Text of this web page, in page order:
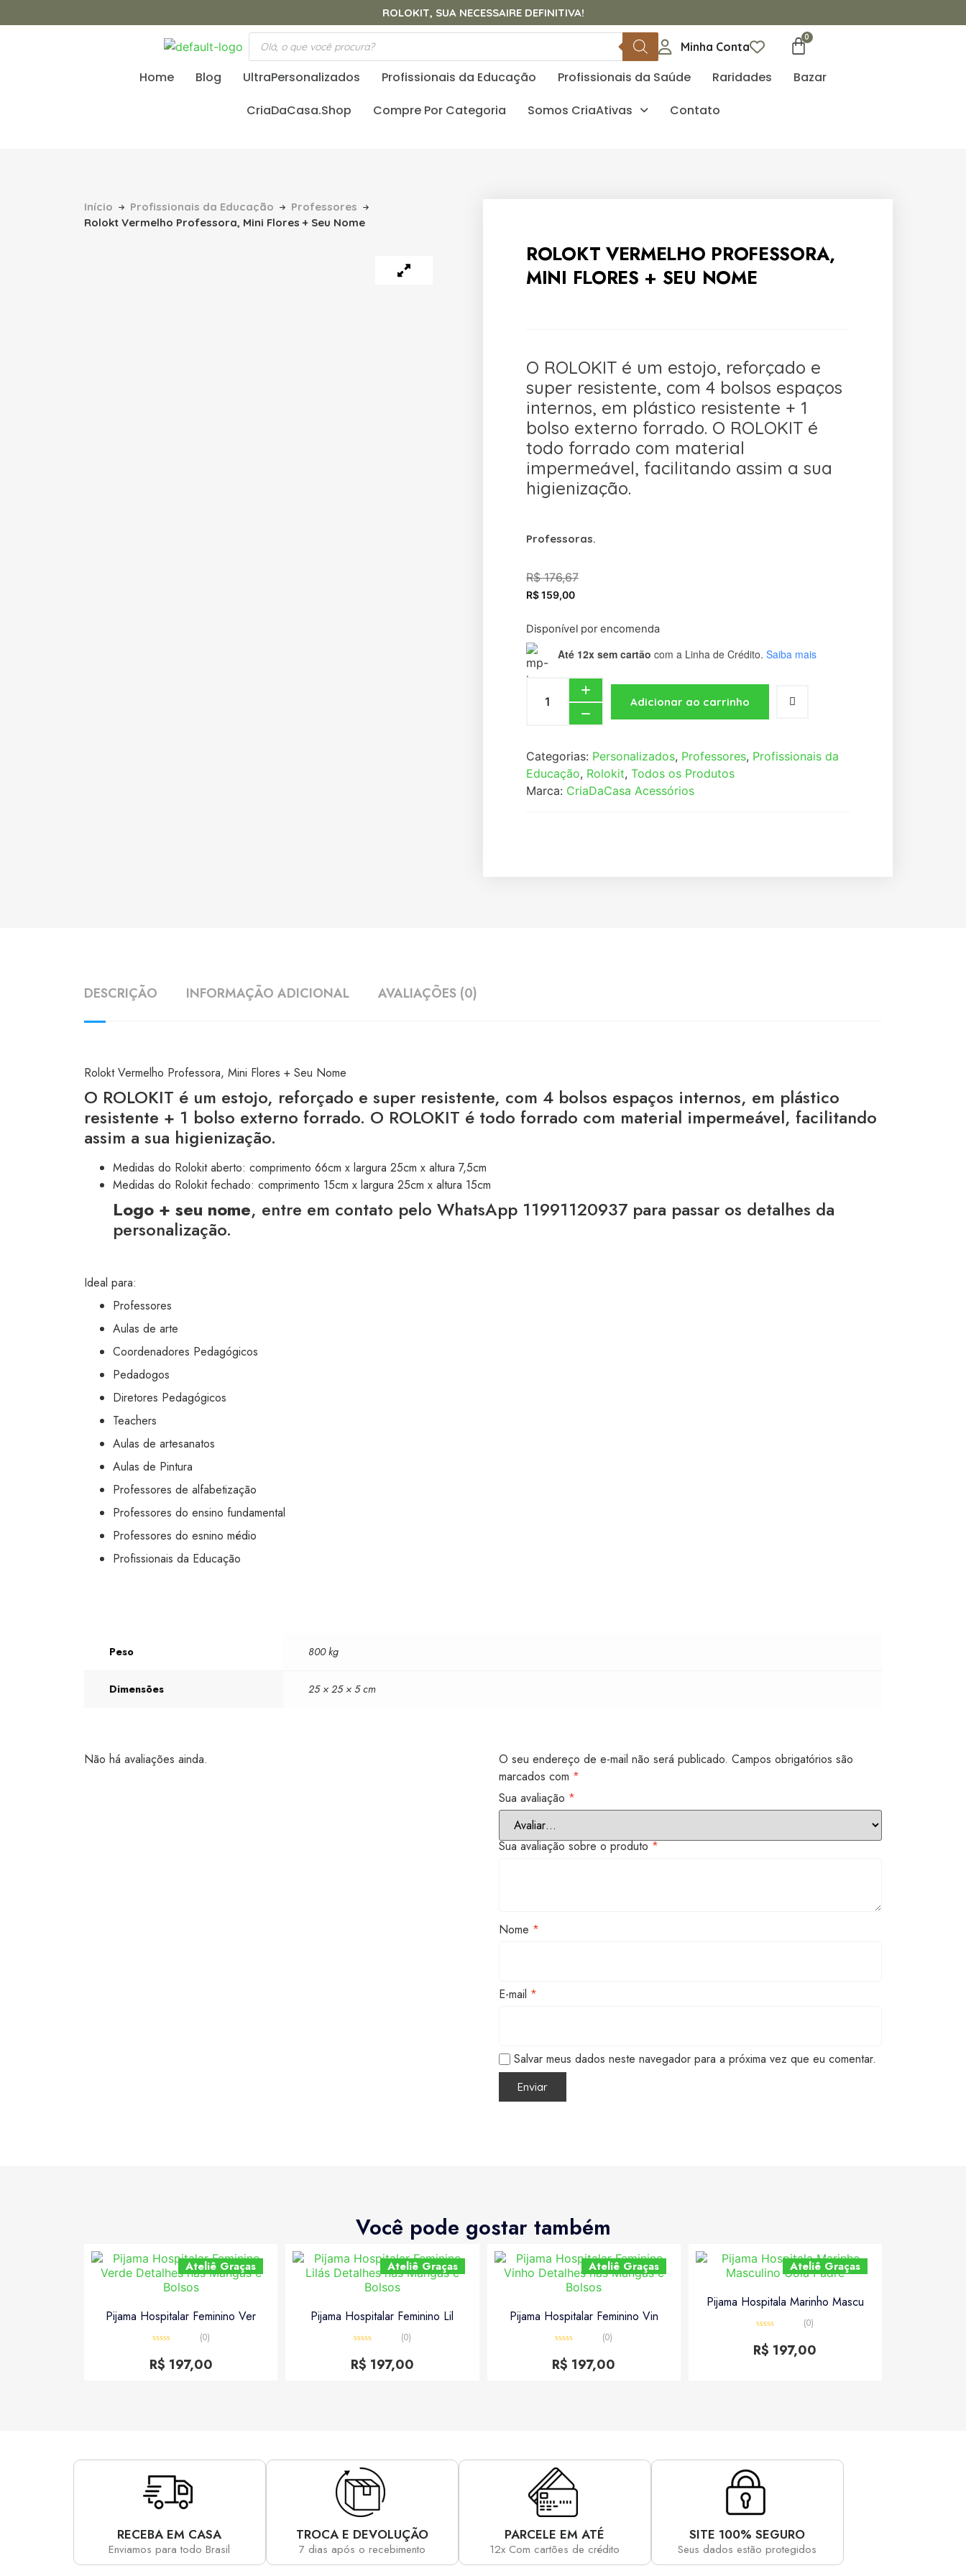
ROLOKIT, SUA NECESSAIRE DEFINITIVA!
Minha Conta
Home Blog UltraPersonalizados Profissionais da Educação Profissionais da Saúde Raridades
Bazar
CriaDaCasa.Shop
Compre Por Categoria Somos CriaAtivas Contato
Início Profissionais da Educação
Professores
Rolokt Vermelho Professora, Mini Flores + Seu Nome
ROLOKT VERMELHO PROFESSORA,
MINI FLORES + SEU NOME
O ROLOKIT é um estojo, reforçado e
super resistente, com 4 bolsos espaços
internos, em plástico resistente + 1
bolso externo forrado. O ROLOKIT é
todo forrado com material
impermeável, facilitando assim a sua
higienização.
Professoras.
R$176,67
R$159,00
Disponível por encomenda
Até 12x sem cartão com a Linha de Crédito. Saiba mais
Adicionar ao carrinho
Categorias: Personalizados, Professores, Profissionais da
Educação, Rolokit, Todos os Produtos
Marca: CriaDaCasa Acessórios
DESCRIÇÃO INFORMAÇÃO ADICIONAL AVALIAÇÕES (0)
Rolokt Vermelho Professora, Mini Flores + Seu Nome
O ROLOKIT é um estojo, reforçado e super resistente, com 4 bolsos espaços internos, em plástico
resistente + 1 bolso externo forrado. O ROLOKIT é todo forrado com material impermeável, facilitando
assim a sua higienização.
Medidas do Rolokit aberto: comprimento 66cm x largura 25cm x altura 7,5cm
Medidas do Rolokit fechado: comprimento 15cm x largura 25cm x altura 15cm
Logo + seu nome, entre em contato pelo WhatsApp 11991120937 para passar os detalhes da
personalização.
Ideal para:
Professores
Aulas de arte
Coordenadores Pedagógicos
Pedadogos
Diretores Pedagógicos
Teachers
Aulas de artesanatos
Aulas de Pintura
Professores de alfabetização
Professores do ensino fundamental
Professores do esnino médio
Profissionais da Educação
Peso 800 kg
Dimensões 25 × 25 × 5 cm
Não há avaliações ainda. O seu endereço de e-mail não será publicado. Campos obrigatórios são
marcados com *
Sua avaliação *
Sua avaliação sobre o produto*
Nome *
E-mail *
Salvar meus dados neste navegador para a próxima vez que eu comentar.
Você pode gostar também
Ateliê Graças
Pijama Hospitalar Feminino Ver
0
de
(0)
R$ 197,00
Ateliê Graças
Pijama Hospitalar Feminino Lil
0
de
(0)
R$ 197,00
Ateliê Graças
Pijama Hospitalar Feminino Vin
0
de
(0)
R$ 197,00
Ateliê Graças
Pijama Hospitala Marinho Mascu
0
de
(0)
R$ 197,00
RECEBA EM CASA
Enviamos para todo Brasil
TROCA E DEVOLUÇÃO
7 dias após o recebimento
PARCELE EM ATÉ
12x Com cartões de crédito
SITE 100% SEGURO
Seus dados estão protegidos